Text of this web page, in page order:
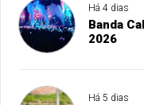
Há 4 dias
Banda
2026
Há 5 dias